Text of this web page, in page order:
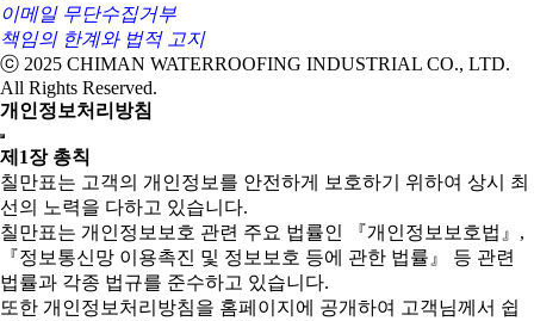
이메일 무단수집거부
책임의 한계와 법적 고지
ⓒ 2025 CHIMAN WATERROOFING INDUSTRIAL CO., LTD.
All Rights Reserved.
개인정보처리방침
제1장 총칙
칠만표는 고객의 개인정보를 안전하게 보호하기 위하여 상시 최
선의 노력을 다하고 있습니다.
칠만표는 개인정보보호 관련 주요 법률인 『개인정보보호법』,
『정보통신망 이용촉진 및 정보보호 등에 관한 법률』 등 관련
법률과 각종 법규를 준수하고 있습니다.
또한 개인정보처리방침을 홈페이지에 공개하여 고객님께서 쉽